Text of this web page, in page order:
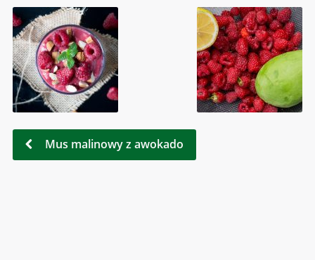
Mus malinowy z awokado